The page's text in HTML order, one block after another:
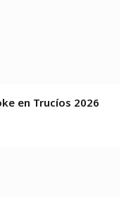
en Trucíos 2026